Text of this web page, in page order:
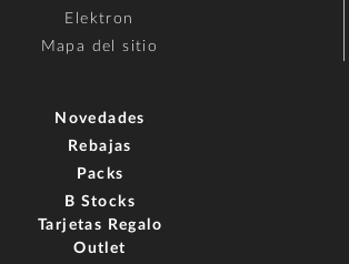
Elektron
Mapa del sitio
Novedades
Rebajas
Packs
B Stocks
Tarjetas Regalo
Outlet